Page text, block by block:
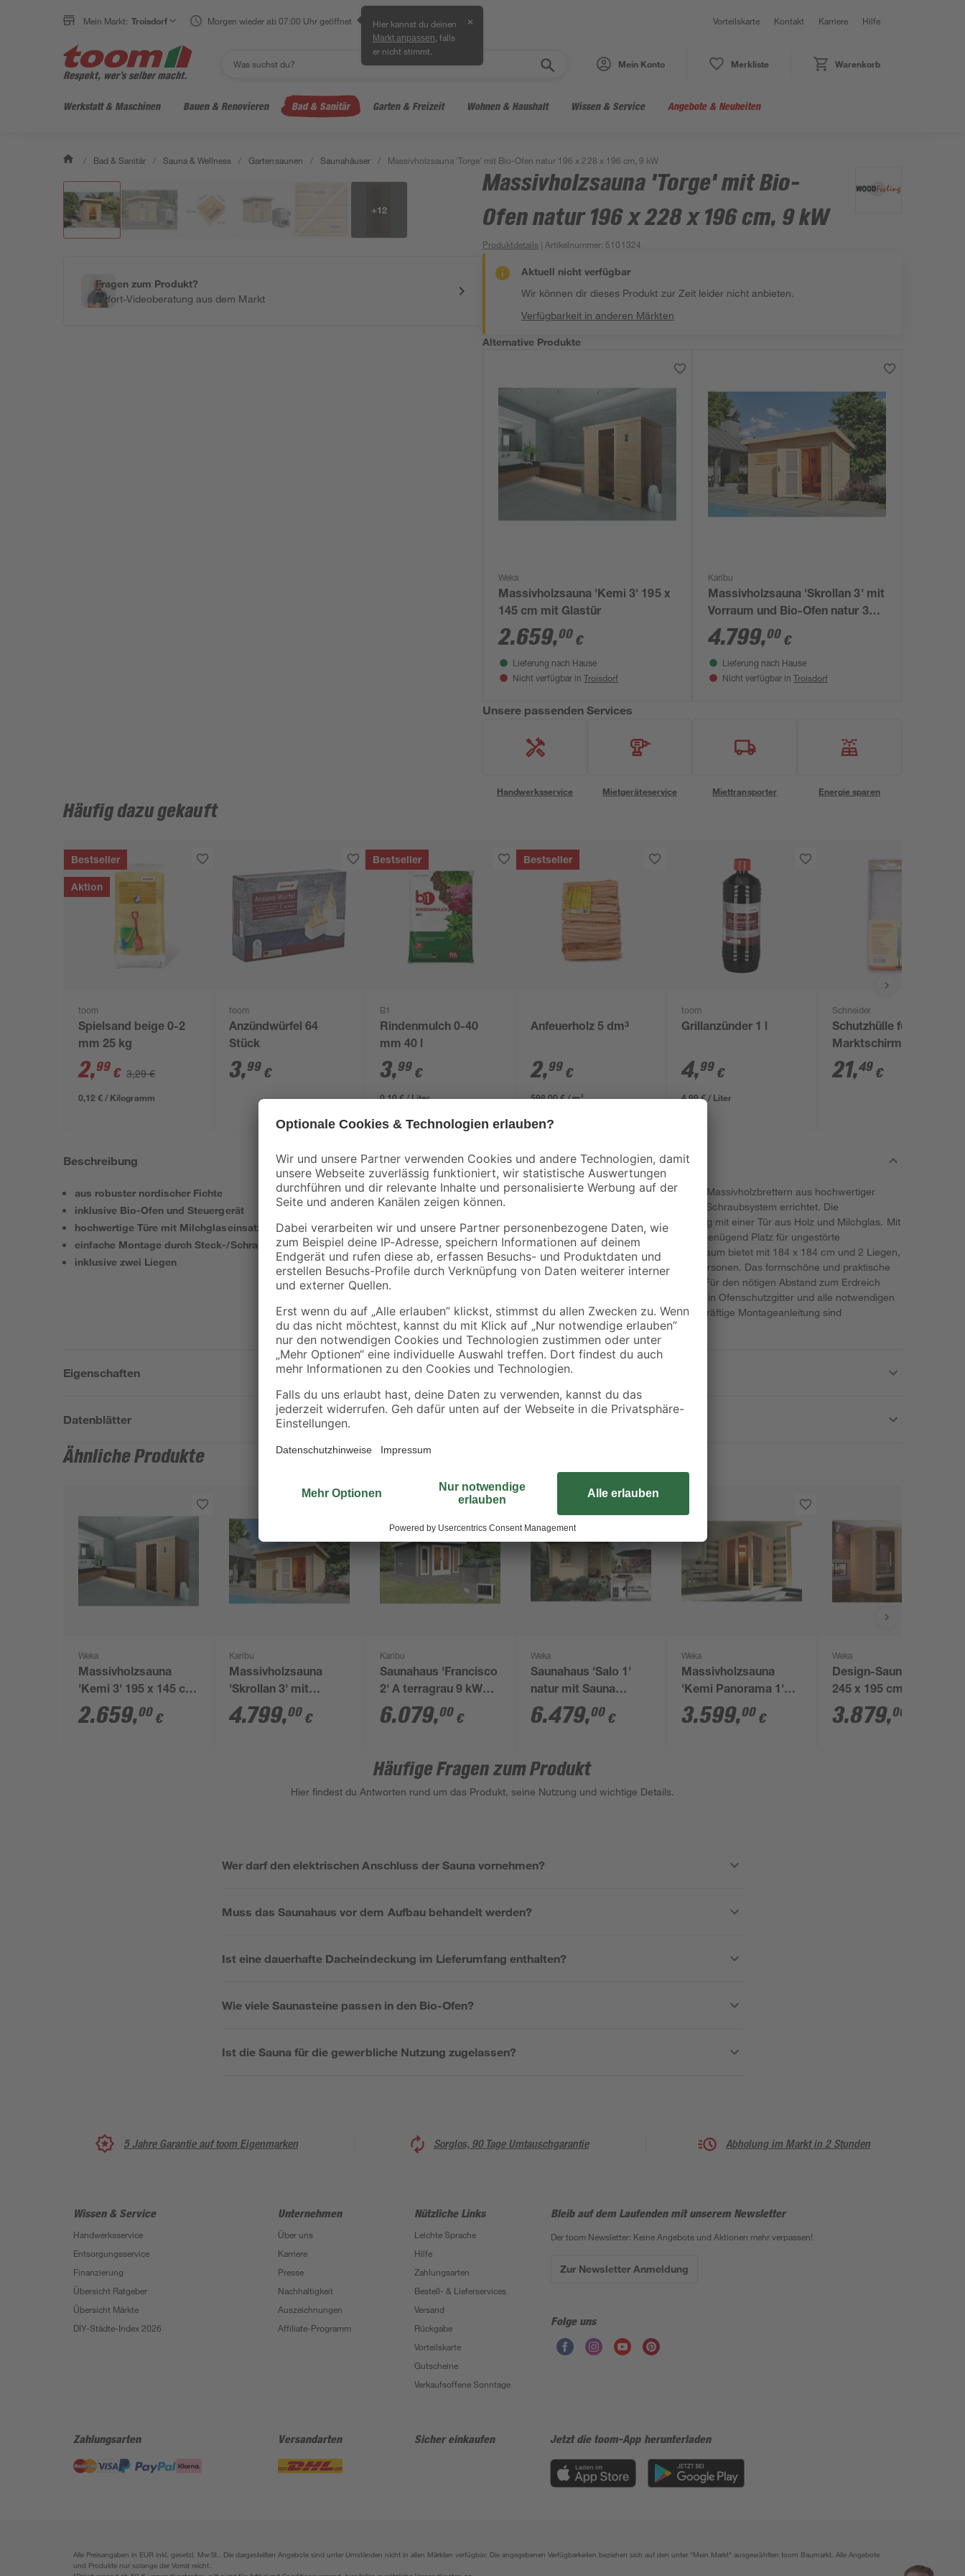
Mein Markt: Troisdorf Morgen wieder ab 07:00 Uhr geöffnet Hier kannst du deinen
Markt anpassen , falls
er nicht stimmt.
✕ Vorteilskarte Kontakt Karriere Hilfe
Mein Konto Merkliste Warenkorb
Werkstatt & Maschinen Bauen & Renovieren Bad & Sanitär Garten & Freizeit Wohnen & Haushalt Wissen & Service Angebote & Neuheiten
/ Bad & Sanitär / Sauna & Wellness / Gartensaunen / Saunahäuser / Massivholzsauna 'Torge' mit Bio-Ofen natur 196 x 228 x 196 cm, 9 kW
+12
Fragen zum Produkt?
Sofort-Videoberatung aus dem Markt
Massivholzsauna 'Torge' mit Bio-
Ofen natur 196 x 228 x 196 cm, 9 kW
Produktdetails | Artikelnummer: 5101324
Aktuell nicht verfügbar
Wir können dir dieses Produkt zur Zeit leider nicht anbieten.
Verfügbarkeit in anderen Märkten
Alternative Produkte
Weka
Massivholzsauna 'Kemi 3' 195 x
145 cm mit Glastür
2.659,00 €
Lieferung nach Hause
Nicht verfügbar in Troisdorf
Karibu
Massivholzsauna 'Skrollan 3' mit
Vorraum und Bio-Ofen natur 396
x 227 x 231 cm, 9 kW
4.799,00 €
Lieferung nach Hause
Nicht verfügbar in Troisdorf
Unsere passenden Services
Handwerksservice Mietgeräteservice Miettransporter Energie sparen
Häufig dazu gekauft
Bestseller
Aktion
toom
Spielsand beige 0-2
mm 25 kg
2,99 € 3,29 €
0,12 € / Kilogramm
toom
Anzündwürfel 64
Stück
3,99 €
Bestseller
B1
Rindenmulch 0-40
mm 40 l
3,99 €
0,10 € / Liter
Bestseller
Anfeuerholz 5 dm³
2,99 €
598,00 € / m³
toom
Grillanzünder 1 l
4,99 €
4,99 € / Liter
Schneider
Schutzhülle für
Marktschirm bis Ø
250 cm
21,49 €
Beschreibung
aus robuster nordischer Fichte
inklusive Bio-Ofen und Steuergerät
hochwertige Türe mit Milchglaseinsatz
einfache Montage durch Steck-/Schraubsystem
inklusive zwei Liegen
Die Sauna 'Torge' überzeugt mit 38 mm starken Massivholzbrettern aus hochwertiger
nordischer Fichte und wird im einfachen Steck-/Schraubsystem errichtet. Die
Massivholzsauna verfügt über einen Fronteinsteig mit einer Tür aus Holz und Milchglas. Mit
einem Gesamtmaß von 196 x 196 cm bietet es genügend Platz für ungestörte
Wellnessstunden im eigenen Garten. Der Innenraum bietet mit 184 x 184 cm und 2 Liegen,
mit einer Breite von jeweils 57 cm, Platz für 3 Personen. Das formschöne und praktische
Dach sorgt für den Witterungsschutz von oben. Für den nötigen Abstand zum Erdreich
sorgen kesseldruckimprägnierte Bodenbalken. Ein Ofenschutzgitter und alle notwendigen
Schrauben und Beschläge sowie eine aussagekräftige Montageanleitung sind
selbstverständlich ebenfalls dabei.
Eigenschaften
Datenblätter
Ähnliche Produkte
Weka
Massivholzsauna
'Kemi 3' 195 x 145 cm
mit Glastür
2.659,00 €
Karibu
Massivholzsauna
'Skrollan 3' mit
Vorraum und Bio-Ofen
natur 396 x 227 x 231
4.799,00 €
Karibu
Saunahaus 'Francisco
2' A terragrau 9 kW
Ofen externe
Steuerung 369 x 309 x
6.079,00 €
Weka
Saunahaus 'Salo 1'
natur mit Sauna
Varberg 3 und 7,5 kW
OS-Ofenset,
237 cm
6.479,00 €
Weka
Massivholzsauna
'Kemi Panorama 1'
162 x 193 cm
inklusive Ofen 'OS',
3.599,00 €
Weka
Design-Sauna 'Kemi'
245 x 195 cm mit
Glastür
3.879,00
Häufige Fragen zum Produkt
Hier findest du Antworten rund um das Produkt, seine Nutzung und wichtige Details.
Wer darf den elektrischen Anschluss der Sauna vornehmen?
Muss das Saunahaus vor dem Aufbau behandelt werden?
Ist eine dauerhafte Dacheindeckung im Lieferumfang enthalten?
Wie viele Saunasteine passen in den Bio-Ofen?
Ist die Sauna für die gewerbliche Nutzung zugelassen?
5 Jahre Garantie auf toom Eigenmarken Sorglos, 90 Tage Umtauschgarantie Abholung im Markt in 2 Stunden
Wissen & Service
Handwerksservice
Entsorgungsservice
Finanzierung
Übersicht Ratgeber
Übersicht Märkte
DIY-Städte-Index 2026
Unternehmen
Über uns
Karriere
Presse
Nachhaltigkeit
Auszeichnungen
Affiliate-Programm
Nützliche Links
Leichte Sprache
Hilfe
Zahlungsarten
Bestell- & Lieferservices
Versand
Rückgabe
Vorteilskarte
Gutscheine
Verkaufsoffene Sonntage
Bleib auf dem Laufenden mit unserem Newsletter
Der toom Newsletter: Keine Angebote und Aktionen mehr verpassen!
Zur Newsletter Anmeldung
Folge uns
Zahlungsarten Versandarten Sicher einkaufen Jetzt die toom-App herunterladen
Alle Preisangaben in EUR inkl. gesetzl. MwSt.. Die dargestellten Angebote sind unter Umständen nicht in allen Märkten verfügbar. Die angegebenen Verfügbarkeiten beziehen sich auf den unter "Mein Markt" ausgewählten toom Baumarkt. Alle Angebote
und Produkte nur solange der Vorrat reicht.